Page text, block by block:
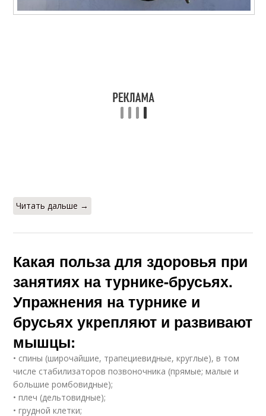
Читать дальше →
Какая польза для здоровья при
занятиях на турнике-брусьях.
Упражнения на турнике и
брусьях укрепляют и развивают
мышцы:
• спины (широчайшие, трапециевидные, круглые), в том
числе стабилизаторов позвоночника (прямые; малые и
большие ромбовидные);
• плеч (дельтовидные);
• грудной клетки;